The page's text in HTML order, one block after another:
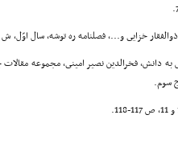
فصلنامه ره توشه، سال اوّل، ش 1 و 2، بهار و تابستان 1378، ص 206-208.
فخرالدین نصیر امینى، مجموعه مقالات